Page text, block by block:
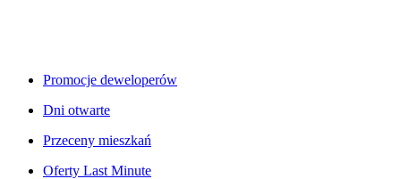
Promocje deweloperów
Dni otwarte
Przeceny mieszkań
Oferty Last Minute